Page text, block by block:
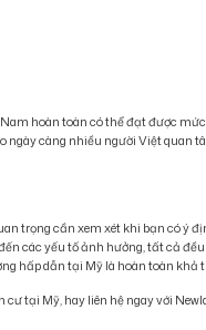
hoàn toàn có thể đạt được
ngày càng nhiều người Việt quan
trọng cần xem xét khi bạn có ý
các yếu tố ảnh hưởng, tất cả
hấp dẫn tại Mỹ là hoàn toàn khả
tại Mỹ, hay liên hệ ngay với